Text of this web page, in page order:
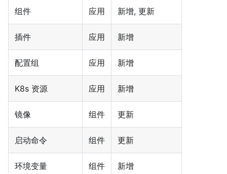
组件 应用 新增, 更新
插件 应用 新增
配置组 应用 新增
K8s 资源 应用 新增
镜像 组件 更新
启动命令 组件 更新
环境变量 组件 新增